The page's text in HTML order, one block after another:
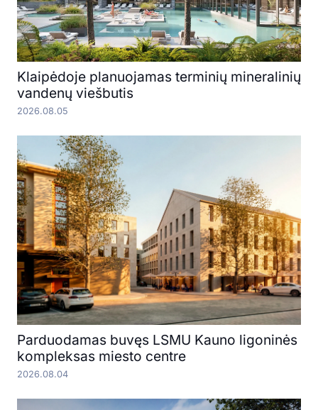
Klaipėdoje planuojamas terminių mineralinių
vandenų viešbutis
2026.08.05
Parduodamas buvęs LSMU Kauno ligoninės
kompleksas miesto centre
2026.08.04